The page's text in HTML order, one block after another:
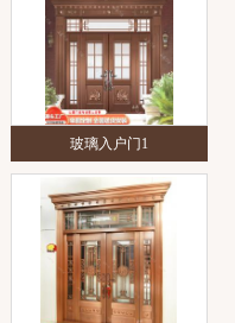
玻璃入户门1